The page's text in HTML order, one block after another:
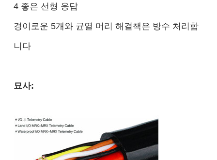
4 좋은 선형 응답
경이로운 5개와 균열 머리 해결책은 방수 처리합
니다
묘사: